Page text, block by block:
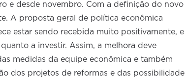
e desde novembro. Com a definição do novo
A proposta geral de política econômica
estar sendo recebida muito positivamente, e
a investir. Assim, a melhora deve
medidas da equipe econômica e também
dos projetos de reformas e das